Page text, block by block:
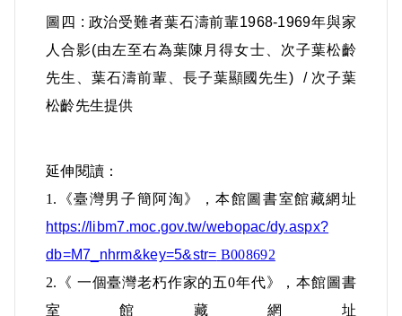
應，葉遂與好友邱媽寅、邱奎璧、陳金火
等分頭張貼傳單，此後未再與陳聯絡。
1951年黃添才案發，擴大逮捕38人，葉被
黃供出而牽連入獄。
反動宣傳」或「閱讀左傾書籍」為由
（42）審3字第57號裁定葉等16人交付感
化；惟國防部認為葉有觸犯《檢肅匪諜條
例》「知匪不報」之嫌，要求續行偵查。
軍法處乃以該罪名將其改判有期徒刑5年。
圖四 : 政治受難者葉石濤前輩1968-1969年與家
人合影(由左至右為葉陳月得女士、次子葉松齡
先生、葉石濤前輩、長子葉顯國先生) / 次子葉
松齡先生提供
延伸閱讀：
1. 《臺灣男子簡阿淘》，本館圖書室館藏網址
https://libm7.moc.gov.tw/webopac/dy.aspx?
db=M7_nhrm&key=5&str= B008692
2. 《 一個臺灣老朽作家的五0年代》，本館圖書
室館藏網址